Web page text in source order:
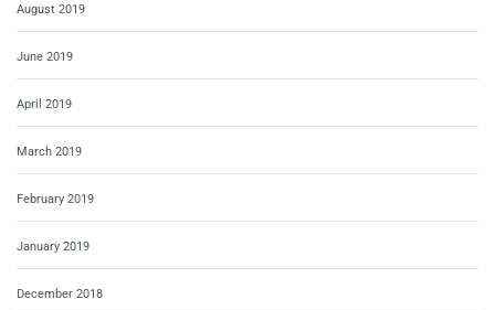
August 2019
June 2019
April 2019
March 2019
February 2019
January 2019
December 2018